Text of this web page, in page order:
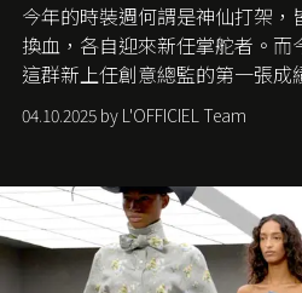
今年的時裝週何謂是神仙打架
換血，各自迎來新任掌舵者。而
這群新上任創意總監的第一張成
們如何各顯神通。意大利老牌
難已救回，開雲集團任命成功曾
團市值一日蒸發 30 億美元，大
會忽略品牌的美學基礎，最後變
的首作所造成的話題及關注度，
簡單，一個嶄新的 Gucci 時代已
04.10.2025 by L'OFFICIEL Team